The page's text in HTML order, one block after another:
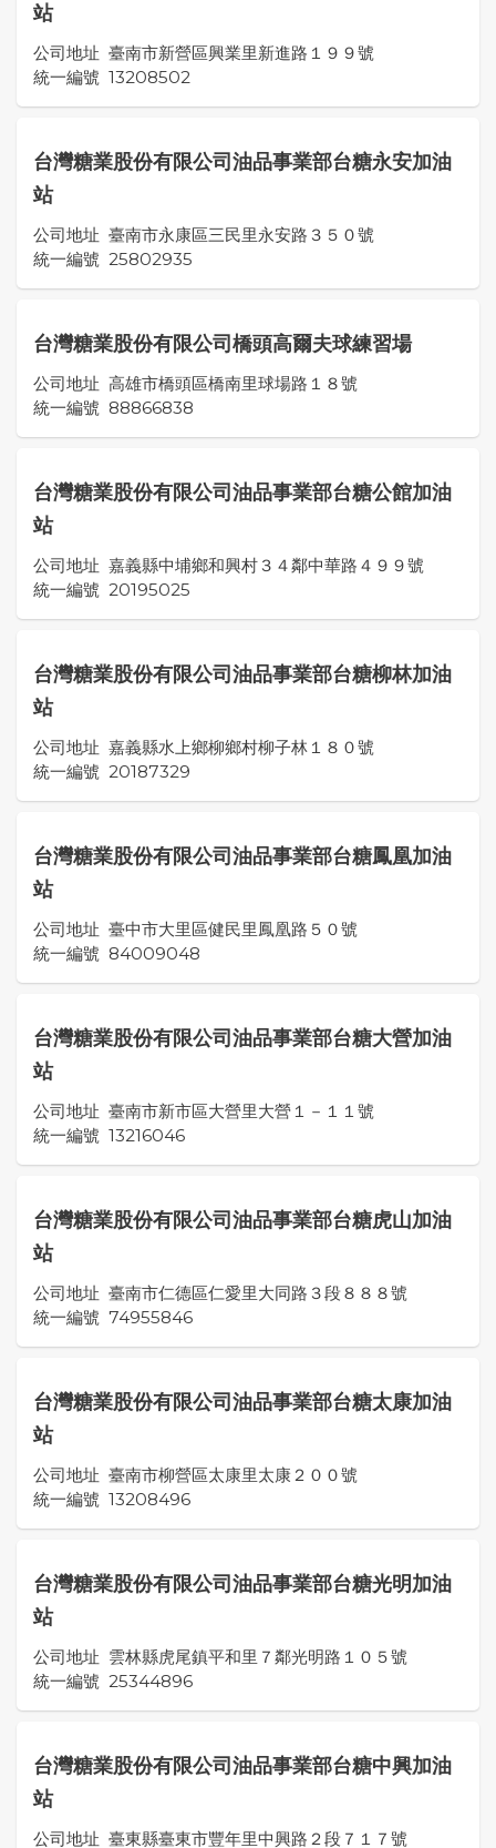
站
公司地址 臺南市新營區興業里新進路１９９號
統一編號 13208502
台灣糖業股份有限公司油品事業部台糖永安加油
站
公司地址 臺南市永康區三民里永安路３５０號
統一編號 25802935
台灣糖業股份有限公司橋頭高爾夫球練習場
公司地址 高雄市橋頭區橋南里球場路１８號
統一編號 88866838
台灣糖業股份有限公司油品事業部台糖公館加油
站
公司地址 嘉義縣中埔鄉和興村３４鄰中華路４９９號
統一編號 20195025
台灣糖業股份有限公司油品事業部台糖柳林加油
站
公司地址 嘉義縣水上鄉柳鄉村柳子林１８０號
統一編號 20187329
台灣糖業股份有限公司油品事業部台糖鳳凰加油
站
公司地址 臺中市大里區健民里鳳凰路５０號
統一編號 84009048
台灣糖業股份有限公司油品事業部台糖大營加油
站
公司地址 臺南市新市區大營里大營１－１１號
統一編號 13216046
台灣糖業股份有限公司油品事業部台糖虎山加油
站
公司地址 臺南市仁德區仁愛里大同路３段８８８號
統一編號 74955846
台灣糖業股份有限公司油品事業部台糖太康加油
站
公司地址 臺南市柳營區太康里太康２００號
統一編號 13208496
台灣糖業股份有限公司油品事業部台糖光明加油
站
公司地址 雲林縣虎尾鎮平和里７鄰光明路１０５號
統一編號 25344896
台灣糖業股份有限公司油品事業部台糖中興加油
站
公司地址 臺東縣臺東市豐年里中興路２段７１７號